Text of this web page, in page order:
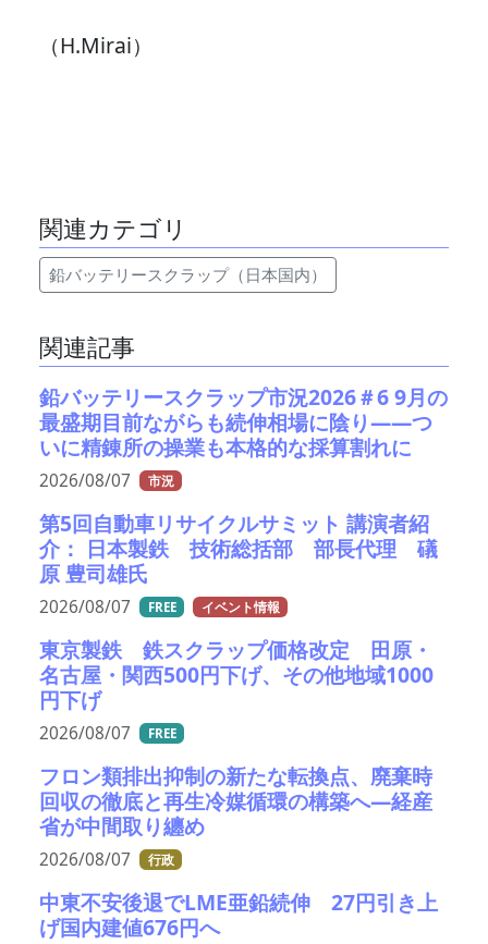
（H.Mirai）
関連カテゴリ
鉛バッテリースクラップ（日本国内）
関連記事
鉛バッテリースクラップ市況2026＃6 9月の
最盛期目前ながらも続伸相場に陰り――つ
いに精錬所の操業も本格的な採算割れに
2026/08/07 市況
第5回自動車リサイクルサミット 講演者紹
介： 日本製鉄 技術総括部 部長代理 礒
原 豊司雄氏
2026/08/07 FREE イベント情報
東京製鉄 鉄スクラップ価格改定 田原・
名古屋・関西500円下げ、その他地域1000
円下げ
2026/08/07 FREE
フロン類排出抑制の新たな転換点、廃棄時
回収の徹底と再生冷媒循環の構築へ―経産
省が中間取り纏め
2026/08/07 行政
中東不安後退でLME亜鉛続伸 27円引き上
げ国内建値676円へ